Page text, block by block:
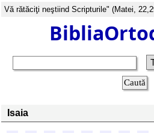
Vă rătăciţi neştiind Scripturile" (Matei,
Isaia